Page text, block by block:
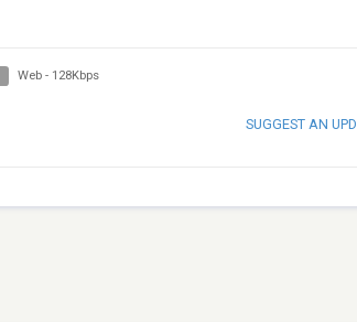
Web - 128Kbps
SUGGEST AN